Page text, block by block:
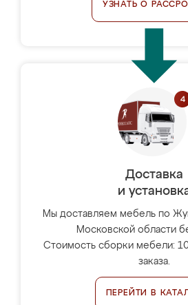
УЗНАТЬ О
Доставка
и
Мы доставляем мебель по
Московской области
Стоимость сборки мебели:
заказа.
ПЕРЕЙТИ В